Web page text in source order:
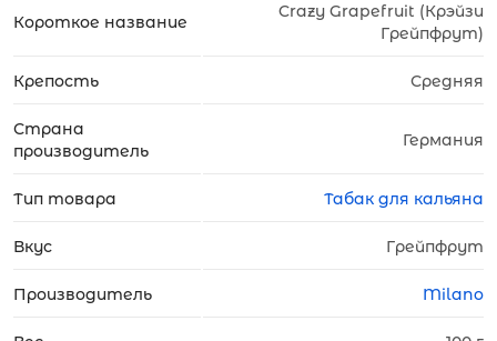
Короткое название
Crazy Grapefruit (Крэйзи
Грейпфрут)
Крепость Средняя
Страна
производитель
Германия
Тип товара Табак для кальяна
Вкус Грейпфрут
Производитель Milano